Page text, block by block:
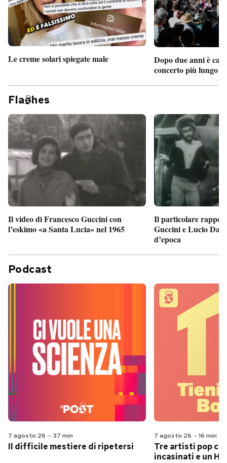
Le creme solari spiegate male
Dopo due anni è
concerto più lungo
Fla hes
Il video di Francesco Guccini con
l’eskimo «a Santa Lucia» nel 1965
Il particolare
Guccini e Lucio
d’epoca
Podcast
7 agosto 26 - 37 min
Il difficile mestiere di ripetersi
7 agosto 26 - 16 min
Tre artisti pop
incasinati e un